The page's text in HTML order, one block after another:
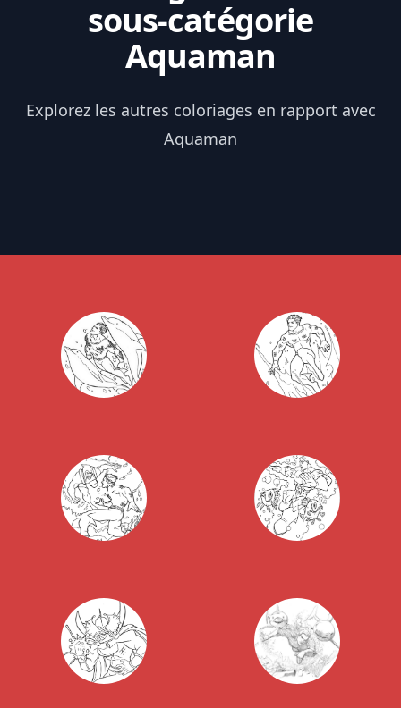
sous-catégorie
Aquaman
Explorez les autres coloriages en rapport avec
Aquaman